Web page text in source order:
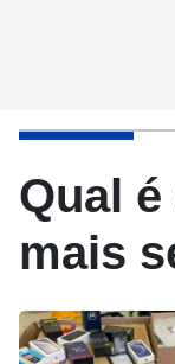
Qual
mais